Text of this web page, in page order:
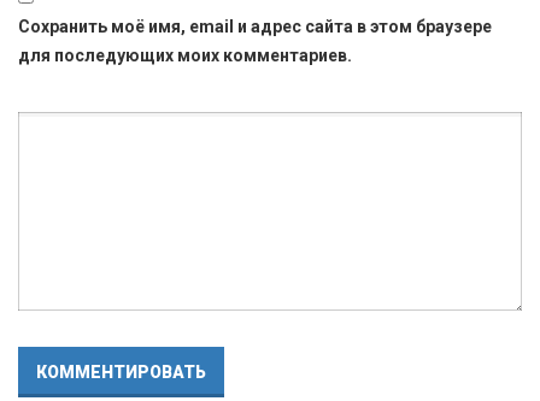
Сохранить моё имя, email и адрес сайта в этом браузере
для последующих моих комментариев.